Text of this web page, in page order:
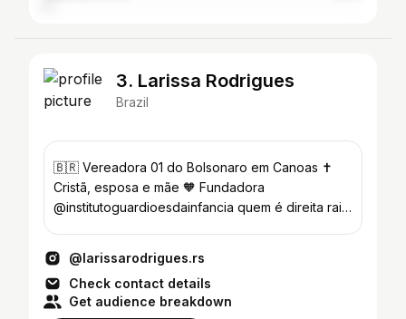
3. Larissa Rodrigues
Brazil
🇧🇷 Vereadora 01 do Bolsonaro em Canoas ✝️
Cristã, esposa e mãe 🧡 Fundadora
@institutoguardioesdainfancia quem é direita raiz
@larissarodrigues.rs
Check contact details
Get audience breakdown